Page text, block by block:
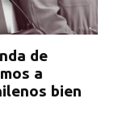
de
a
bien